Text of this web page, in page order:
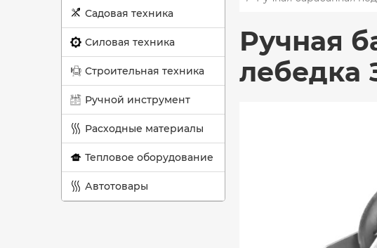
Садовая техника
Силовая техника
Строительная техника
Ручной инструмент
Расходные материалы
Тепловое оборудование
Автотовары
Ручная
лебедка